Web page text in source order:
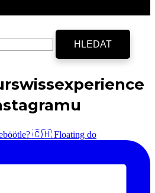
🇨🇭 Floating do